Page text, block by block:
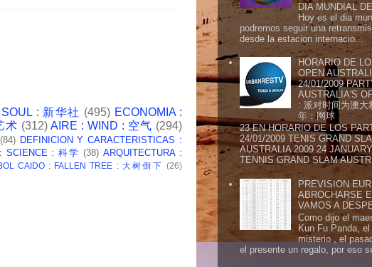
: 新华社 (495) ECONOMIA :
术 (312) AIRE : WIND : 空气 (294)
(84) DEFINICION Y CARACTERISTICAS :
SCIENCE : 科学 (38) ARQUITECTURA :
CAIDO : FALLEN TREE : 大树倒下 (26)
DIA MUNDIAL
Hoy es el dia
podremos seguir una
desde la estacion internacio...
HORARIO DE
OPEN
24/01/2009
AUSTRALIA'S
: 派对时间为澳大
年：网球
23 EN HORARIO DE LOS
24/01/2009 TENIS GRAND
AUSTRALIA 2009 24
TENNIS GRAND SLAM
PREVISION
ABROCHARSE
VAMOS A
Como dijo el
Kun Fu Panda,
misterio , el
el presente un regalo, por eso